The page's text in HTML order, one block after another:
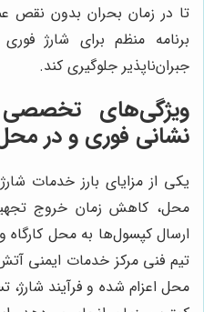
تا در زمان بحران بدون نقص
برنامه منظم برای شارژ
جبران‌ناپذیر جلوگیری کند.
ویژگی‌های
نشانی فوری و در
یکی از مزایای بارز خدمات
محل، کاهش زمان خروج
ارسال کپسول‌ها به محل کارگاه
تیم فنی مرکز خدمات ایمنی
محل اعزام شده و فرآیند